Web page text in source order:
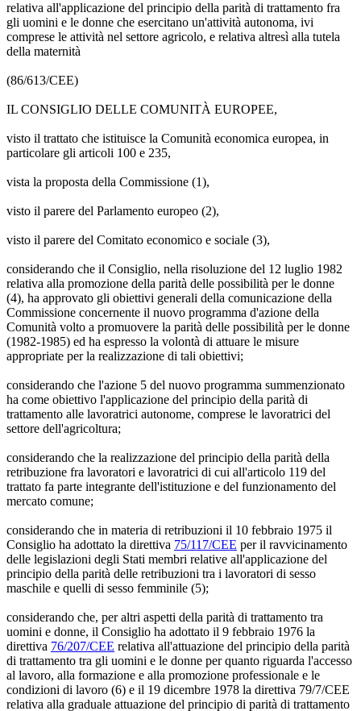
relativa all'applicazione del principio della parità di trattamento fra
gli uomini e le donne che esercitano un'attività autonoma, ivi
comprese le attività nel settore agricolo, e relativa altresì alla tutela
della maternità
(86/613/CEE)
IL CONSIGLIO DELLE COMUNITÀ EUROPEE,
visto il trattato che istituisce la Comunità economica europea, in
particolare gli articoli 100 e 235,
vista la proposta della Commissione (1),
visto il parere del Parlamento europeo (2),
visto il parere del Comitato economico e sociale (3),
considerando che il Consiglio, nella risoluzione del 12 luglio 1982
relativa alla promozione della parità delle possibilità per le donne
(4), ha approvato gli obiettivi generali della comunicazione della
Commissione concernente il nuovo programma d'azione della
Comunità volto a promuovere la parità delle possibilità per le donne
(1982-1985) ed ha espresso la volontà di attuare le misure
appropriate per la realizzazione di tali obiettivi;
considerando che l'azione 5 del nuovo programma summenzionato
ha come obiettivo l'applicazione del principio della parità di
trattamento alle lavoratrici autonome, comprese le lavoratrici del
settore dell'agricoltura;
considerando che la realizzazione del principio della parità della
retribuzione fra lavoratori e lavoratrici di cui all'articolo 119 del
trattato fa parte integrante dell'istituzione e del funzionamento del
mercato comune;
considerando che in materia di retribuzioni il 10 febbraio 1975 il
Consiglio ha adottato la direttiva 75/117/CEE per il ravvicinamento
delle legislazioni degli Stati membri relative all'applicazione del
principio della parità delle retribuzioni tra i lavoratori di sesso
maschile e quelli di sesso femminile (5);
considerando che, per altri aspetti della parità di trattamento tra
uomini e donne, il Consiglio ha adottato il 9 febbraio 1976 la
direttiva 76/207/CEE relativa all'attuazione del principio della parità
di trattamento tra gli uomini e le donne per quanto riguarda l'accesso
al lavoro, alla formazione e alla promozione professionale e le
condizioni di lavoro (6) e il 19 dicembre 1978 la direttiva 79/7/CEE
relativa alla graduale attuazione del principio di parità di trattamento